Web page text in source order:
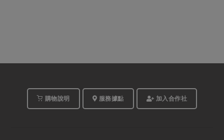
購物說明 服務據點 加入合作社